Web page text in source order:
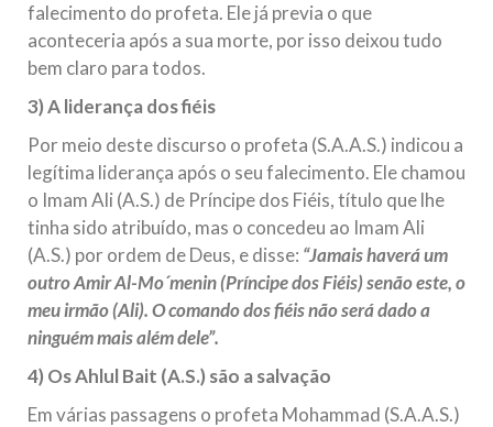
falecimento do profeta. Ele já previa o que
aconteceria após a sua morte, por isso deixou tudo
bem claro para todos.
3) A liderança dos fiéis
Por meio deste discurso o profeta (S.A.A.S.) indicou a
legítima liderança após o seu falecimento. Ele chamou
o Imam Ali (A.S.) de Príncipe dos Fiéis, título que lhe
tinha sido atribuído, mas o concedeu ao Imam Ali
(A.S.) por ordem de Deus, e disse: “Jamais haverá um
outro Amir Al-Mo´menin (Príncipe dos Fiéis) senão este, o
meu irmão (Ali). O comando dos fiéis não será dado a
ninguém mais além dele”.
4) Os Ahlul Bait (A.S.) são a salvação
Em várias passagens o profeta Mohammad (S.A.A.S.)